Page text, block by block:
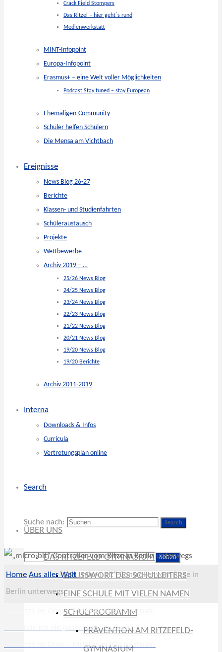
Crack Field Stompers
Das Ritzel – hier geht´s rund
Medienwerkstatt
MINT-Infopoint
Europa-Infopoint
Erasmus+ – eine Welt voller Möglichkeiten
Podcast Stay tuned – stay European
Ehemaligen-Community
Schüler helfen Schülern
Die Mensa am Vichtbach
Ereignisse
News Blog 26-27
Berichte
Klassen- und Studienfahrten
Schüleraustausch
Projekte
Wettbewerbe
Archiv 2019 – …
25/26 News Blog
24/25 News Blog
23/24 News Blog
22/23 News Blog
21/22 News Blog
20/21 News Blog
19/20 News Blog
19/20 Berichte
Archiv 2011-2019
Interna
Downloads & Infos
Curricula
Vertretungsplan online
Search
Suche nach: Search
ÜBER UNS
DAS RITZEFELD-GYMNASIUM
GRUSSWORT DES SCHULLEITERS
EINE SCHULE MIT VIELEN NAMEN
SCHULPROGRAMM
PRÄVENTION AM RITZEFELD-
GYMNASIUM
Home Aus aller Welt „micro:bit“-Controller vom Ritze in
Berlin unterwegs
Das Ritze im Dom – MrWissen2Go hautnah!
Wie finde ich ein passendes Studium?
Das Ritze im Dom – MrWissen2Go hautnah!